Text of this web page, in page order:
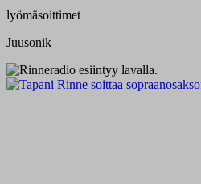
lyömäsoittimet
Juusonik